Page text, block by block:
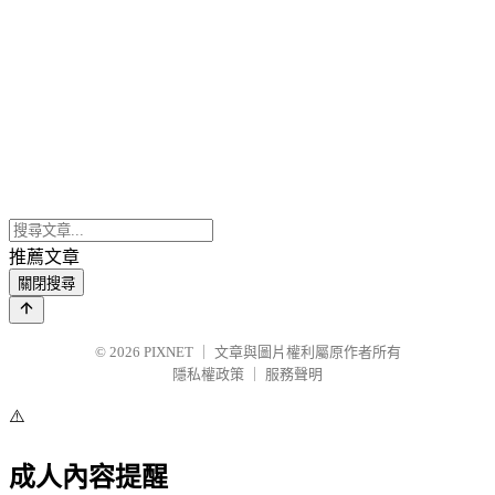
推薦文章
關閉搜尋
© 2026 PIXNET
文章與圖片權利屬原作者所有
隱私權政策
服務聲明
⚠️
成人內容提醒